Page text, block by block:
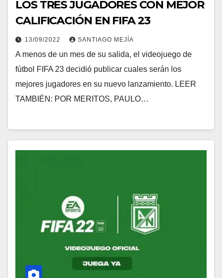
LOS TRES JUGADORES CON MEJOR
CALIFICACIÓN EN FIFA 23
13/09/2022 SANTIAGO MEJÍA
A menos de un mes de su salida, el videojuego de
fútbol FIFA 23 decidió publicar cuales serán los
mejores jugadores en su nuevo lanzamiento. LEER
TAMBIÉN: POR MERITOS, PAULO…